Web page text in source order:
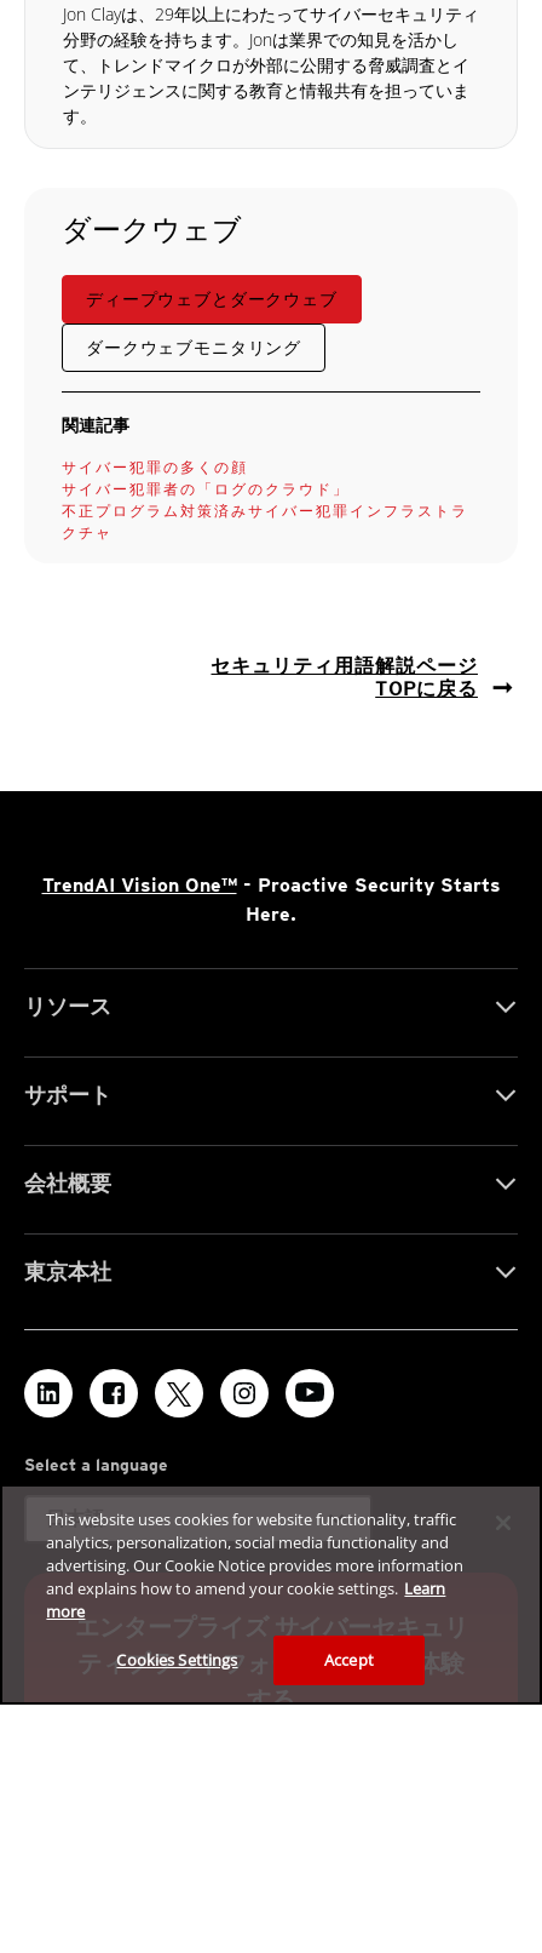
Jon Clayは、29年以上にわたってサイバーセキュリティ
分野の経験を持ちます。Jonは業界での知見を活かし
て、トレンドマイクロが外部に公開する脅威調査とイ
ンテリジェンスに関する教育と情報共有を担っていま
す。
ダークウェブ
ディープウェブとダークウェブ
ダークウェブモニタリング
関連記事
サイバー犯罪の多くの顔
サイバー犯罪者の「ログのクラウド」
不正プログラム対策済みサイバー犯罪インフラストラ
クチャ
セキュリティ用語解説ページ
TOPに戻る
TrendAI Vision One™- Proactive Security Starts
Here.
リソース
サポート
会社概要
東京本社
Select a language
日本語 expand_more
エンタープライズ サイバーセキュリ
ティプラットフォームを無料で体験
する
This website uses cookies for website functionality, traffic
analytics, personalization, social media functionality and
advertising. Our Cookie Notice provides more information
and explains how to amend your cookie settings. Learn
more
Cookies Settings Accept